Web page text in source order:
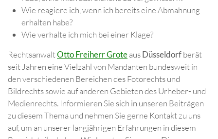
Wie reagiere ich, wenn ich bereits eine Abmahnung
erhalten habe?
Wie verhalte ich mich bei einer Klage?
RechtsanwaltOtto Freiherr GroteausDüsseldorfberät
seit Jahren eine Vielzahl von Mandanten bundesweit in
den verschiedenen Bereichen des Fotorechts und
Bildrechts sowie auf anderen Gebieten des Urheber- und
Medienrechts. Informieren Sie sich in unseren Beiträgen
zu diesem Thema und nehmen Sie gerne Kontakt zu uns
auf, um an unserer langjährigen Erfahrungen in diesem